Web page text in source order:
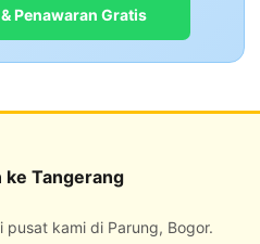
Penawaran Gratis
ke Tangerang
pusat kami di Parung, Bogor.